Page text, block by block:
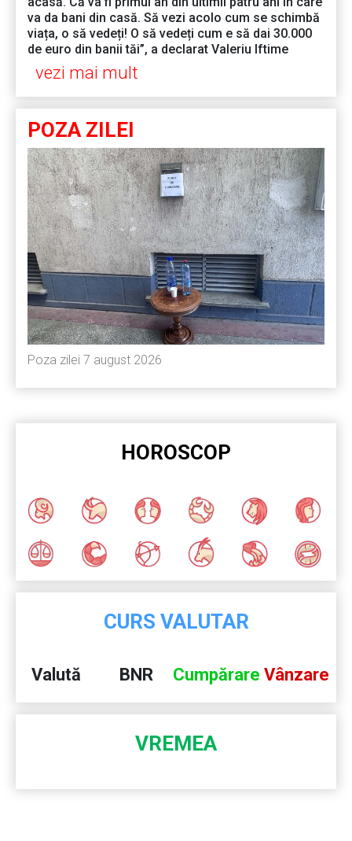
va da bani din casă. Să vezi acolo cum se schimbă
viața, o să vedeți! O să vedeți cum e să dai 30.000
de euro din banii tăi”, a declarat Valeriu Iftime
vezi mai mult
POZA ZILEI
Poza zilei 7 august 2026
HOROSCOP
CURS VALUTAR
Valută BNR Cumpărare Vânzare
VREMEA